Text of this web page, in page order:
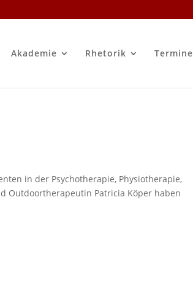
Akademie Rhetorik Termine
in der Psychotherapie, Physiotherapie,
Outdoortherapeutin Patricia Köper haben